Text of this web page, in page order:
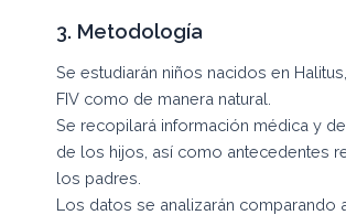
3. Metodología
Se estudiarán niños nacidos en
FIV como de manera natural.
Se recopilará información médica y
de los hijos, así como antecedentes
los padres.
Los datos se analizarán comparando